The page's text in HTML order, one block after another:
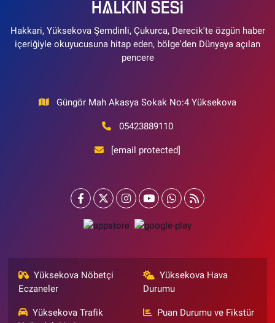
Hakkari, Yüksekova Şemdinli, Çukurca, Derecik'te özgün haber
içeriğiyle okuyucusuna hitap eden, bölge'den Dünyaya açılan
pencere
Güngör Mah Akasya Sokak No:4 Yüksekova
05423889110
[email protected]
Yüksekova Nöbetçi
Eczaneler
Yüksekova Hava
Durumu
Yüksekova Trafik
Puan Durumu ve Fikstür